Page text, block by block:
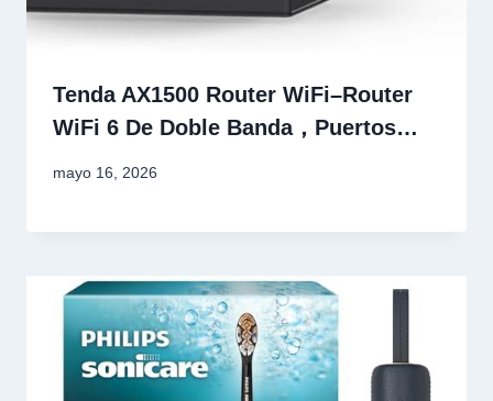
Tenda AX1500 Router WiFi–Router
WiFi 6 De Doble Banda，Puertos…
mayo 16, 2026